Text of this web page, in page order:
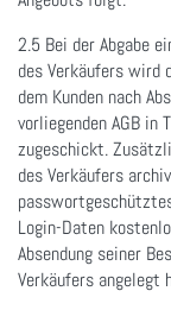
2.5 Bei der Abgabe
des Verkäufers wird
dem Kunden nach
vorliegenden AGB in
zugeschickt.
des Verkäufers
Login-Daten
Absendung seiner
Verkäufers angelegt